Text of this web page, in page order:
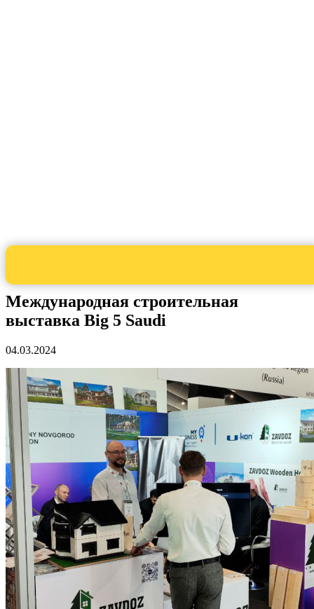
Международная строительная
выставка Big 5 Saudi
04.03.2024